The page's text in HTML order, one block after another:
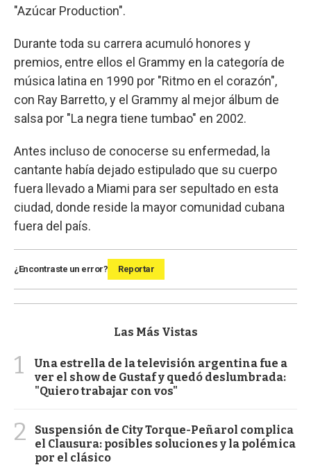
"Azúcar Production".
Durante toda su carrera acumuló honores y
premios, entre ellos el Grammy en la categoría de
música latina en 1990 por "Ritmo en el corazón",
con Ray Barretto, y el Grammy al mejor álbum de
salsa por "La negra tiene tumbao" en 2002.
Antes incluso de conocerse su enfermedad, la
cantante había dejado estipulado que su cuerpo
fuera llevado a Miami para ser sepultado en esta
ciudad, donde reside la mayor comunidad cubana
fuera del país.
¿Encontraste un error? Reportar
Las Más Vistas
1
Una estrella de la televisión argentina fue a
ver el show de Gustaf y quedó deslumbrada:
"Quiero trabajar con vos"
2
Suspensión de City Torque-Peñarol complica
el Clausura: posibles soluciones y la polémica
por el clásico